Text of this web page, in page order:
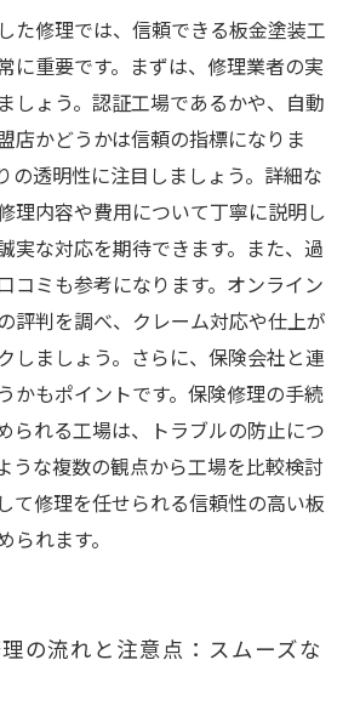
た修理では、信頼できる板金塗装工
に重要です。まずは、修理業者の実
しょう。認証工場であるかや、自動
店かどうかは信頼の指標になりま
の透明性に注目しましょう。詳細な
理内容や費用について丁寧に説明し
実な対応を期待できます。また、過
コミも参考になります。オンライン
評判を調べ、クレーム対応や仕上が
しましょう。さらに、保険会社と連
かもポイントです。保険修理の手続
られる工場は、トラブルの防止につ
うな複数の観点から工場を比較検討
て修理を任せられる信頼性の高い板
れます。
の流れと注意点：スムーズな